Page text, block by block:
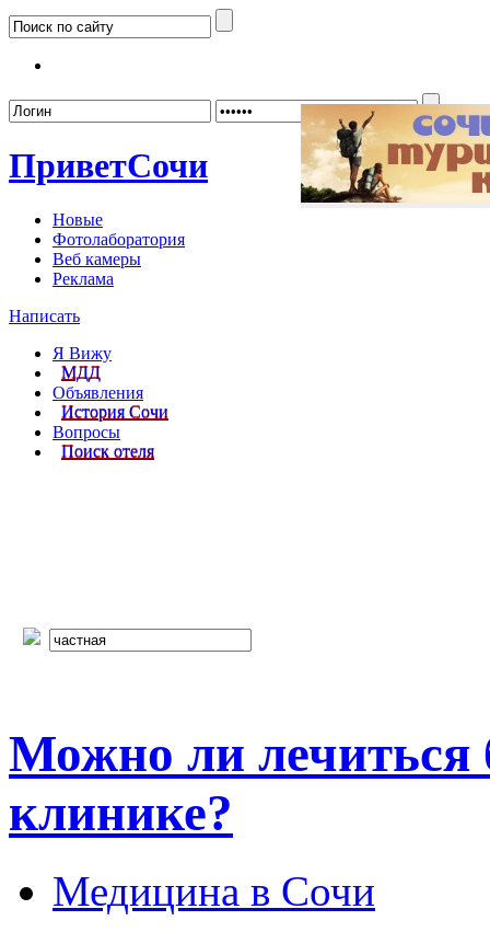
ПриветСочи
Новые
Фотолаборатория
Веб камеры
Реклама
Написать
Я Вижу
МДД
Объявления
История Сочи
Вопросы
Поиск отеля
Можно ли лечиться
клинике?
Медицина в Сочи